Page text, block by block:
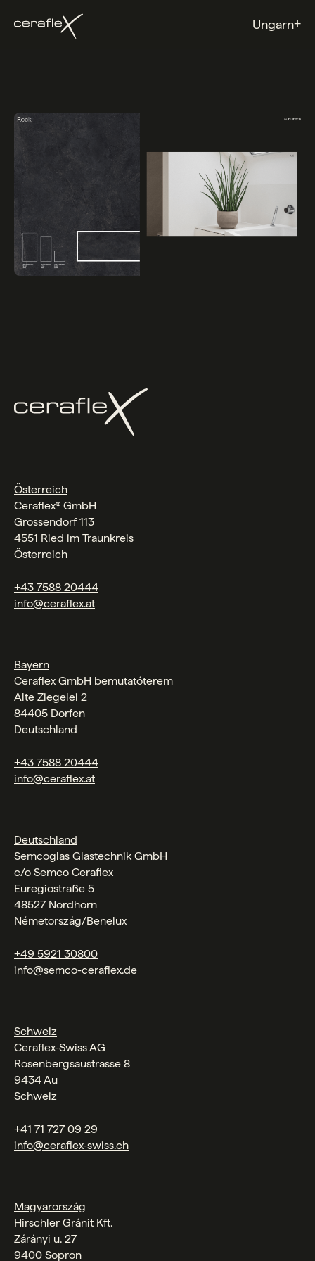
Ungarn+
Österreich
Ceraflex® GmbH
Grossendorf 113
4551 Ried im Traunkreis
Österreich
+43 7588 20444
info@ceraflex.at
Bayern
Ceraflex GmbH bemutatóterem
Alte Ziegelei 2
84405 Dorfen
Deutschland
+43 7588 20444
info@ceraflex.at
Deutschland
Semcoglas Glastechnik GmbH
c/o Semco Ceraflex
Euregiostraße 5
48527 Nordhorn
Németország/Benelux
+49 5921 30800
info@semco-ceraflex.de
Schweiz
Ceraflex-Swiss AG
Rosenbergsaustrasse 8
9434 Au
Schweiz
+41 71 727 09 29
info@ceraflex-swiss.ch
Magyarország
Hirschler Gránit Kft.
Zárányi u. 27
9400 Sopron